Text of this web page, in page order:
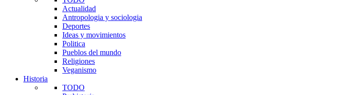
Actualidad
Antropologia y sociologia
Deportes
Ideas y movimientos
Politica
Pueblos del mundo
Religiones
Veganismo
Historia
TODO